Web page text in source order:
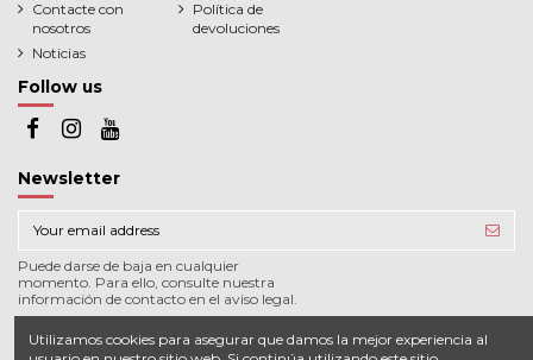
Contacte con
nosotros
Noticias
Política de
devoluciones
Follow us
Newsletter
Puede darse de baja en cualquier
momento. Para ello, consulte nuestra
información de contacto en el aviso legal.
Utilizamos cookies para asegurar que damos la mejor experiencia al